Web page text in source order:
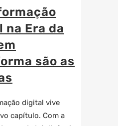
na Era da
são as
digital vive
capítulo. Com a